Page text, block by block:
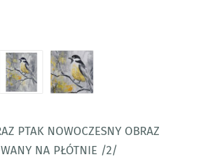
ptak nowoczesny obraz
na płótnie /2/